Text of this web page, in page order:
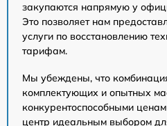
закупаются напрямую у
Это позволяет нам
услуги по восстановлению
тарифам.
Мы убеждены, что
комплектующих и опытных
конкурентоспособными
центр идеальным выбором